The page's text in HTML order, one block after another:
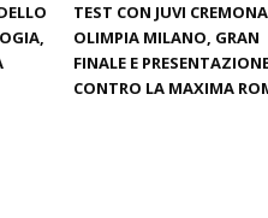
TEST CON JUVI
OLIMPIA MILANO, GRAN
FINALE E
CONTRO LA MAXIMA